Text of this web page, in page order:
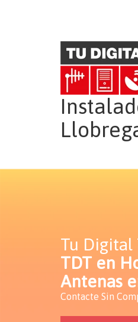
Tu Digital
TDT en
Antenas
Contacte Sin